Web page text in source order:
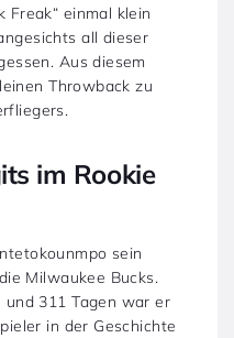
Freak“ einmal klein
all dieser
Aus diesem
Throwback zu
im Rookie
sein
Milwaukee Bucks.
und 311 Tagen war er
in der Geschichte